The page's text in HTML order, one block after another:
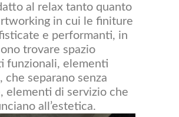
al relax tanto quanto
in cui le finiture
e performanti, in
trovare spazio
funzionali, elementi
che separano senza
elementi di servizio che
all’estetica.